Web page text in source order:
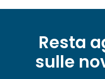
Resta
sulle